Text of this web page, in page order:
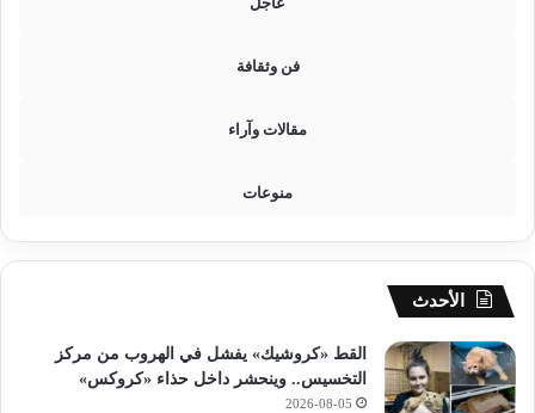
فن وثقافة
مقالات وآراء
منوعات
الأحدث
القط «كروشيك» يفشل في الهروب من مركز
التخسيس.. وينحشر داخل حذاء «كروكس»
2026-08-05